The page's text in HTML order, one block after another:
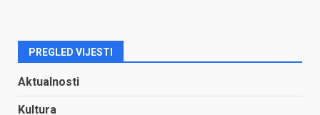
PREGLED VIJESTI
Aktualnosti
Kultura